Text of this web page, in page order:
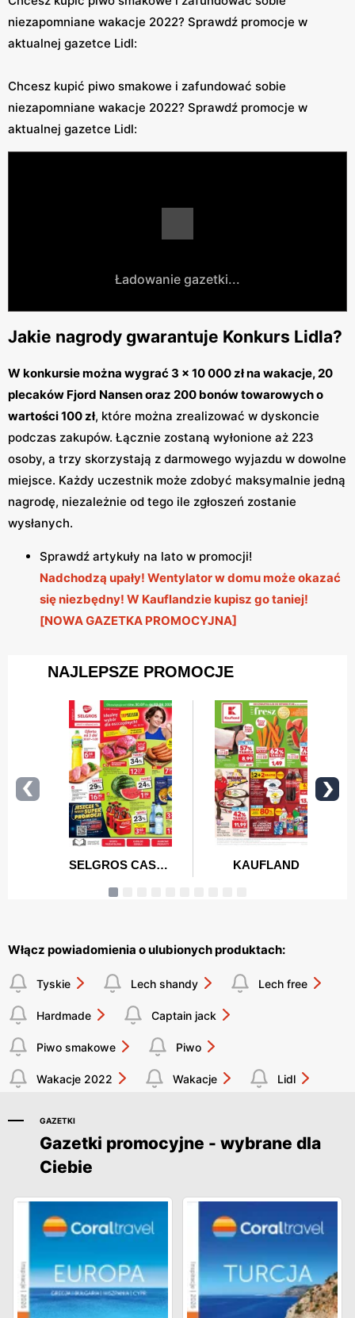
niezapomniane wakacje 2022? Sprawdź promocje w
aktualnej gazetce Lidl:
Chcesz kupić piwo smakowe i zafundować sobie
niezapomniane wakacje 2022? Sprawdź promocje w
aktualnej gazetce Lidl:
Ładowanie gazetki...
Jakie nagrody gwarantuje Konkurs Lidla?
W konkursie można wygrać 3 × 10 000 zł na wakacje, 20
plecaków Fjord Nansen oraz 200 bonów towarowych o
wartości 100 zł, które można zrealizować w dyskoncie
podczas zakupów. Łącznie zostaną wyłonione aż 223
osoby, a trzy skorzystają z darmowego wyjazdu w dowolne
miejsce. Każdy uczestnik może zdobyć maksymalnie jedną
nagrodę, niezależnie od tego ile zgłoszeń zostanie
wysłanych.
Sprawdź artykuły na lato w promocji!
Nadchodzą upały! Wentylator w domu może okazać
się niezbędny! W Kauflandzie kupisz go taniej!
[NOWA GAZETKA PROMOCYJNA]
Włącz powiadomienia o ulubionych produktach:
Tyskie Lech shandy Lech free
Hardmade Captain jack
Piwo smakowe Piwo
Wakacje 2022 Wakacje Lidl
GAZETKI
Gazetki promocyjne - wybrane dla
Ciebie